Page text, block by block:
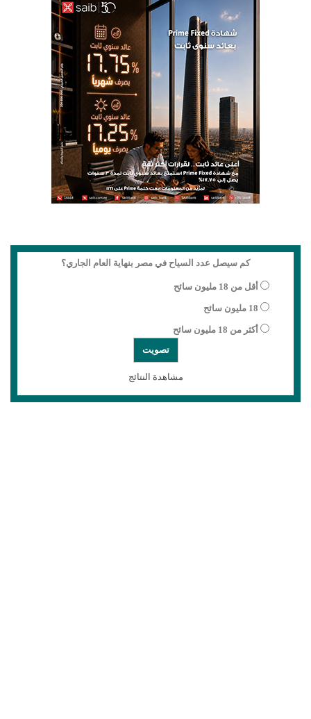
كم سيصل عدد السياح في مصر بنهاية العام الجاري؟
أقل من 18 مليون سائح
18 مليون سائح
أكثر من 18 مليون سائح
مشاهدة النتائج